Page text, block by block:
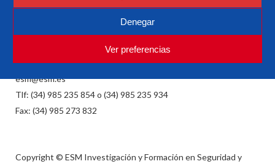
Denegar
Ver preferencias
Investigación y Formación en Seguridad y Factores
esm@esm.es
Tlf: (34) 985 235 854 o (34) 985 235 934
Fax: (34) 985 273 832
Copyright © ESM Investigación y Formación en Seguridad y